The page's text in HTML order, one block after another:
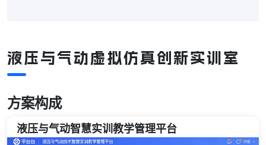
液压与气动虚拟仿真创新实训室
方案构成
液压与气动智慧实训教学管理平台